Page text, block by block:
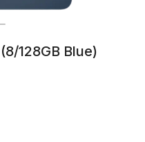
128GB Blue)